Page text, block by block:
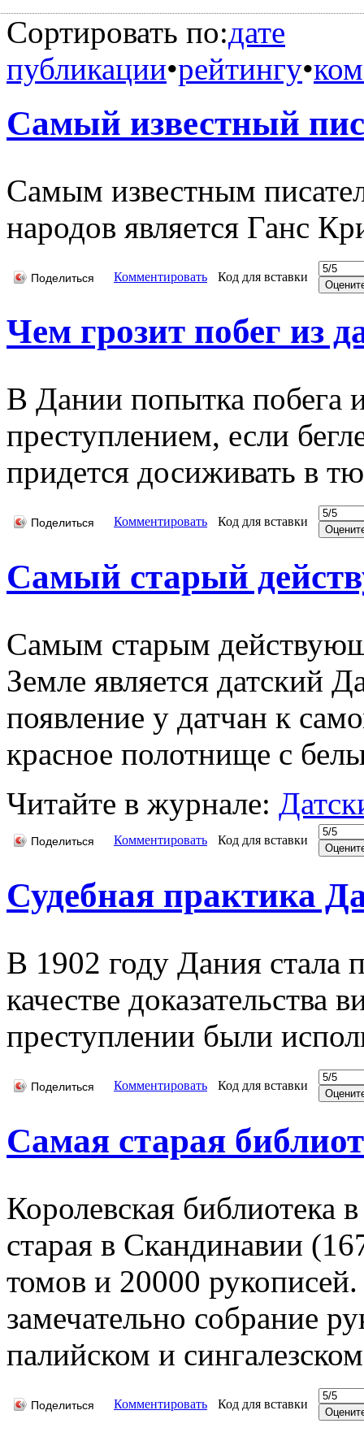
Сортировать по:дате
публикации•рейтингу•
Самый известный
Самым известным
народов является Ганс
Поделиться Комментировать Код для вставки
Чем грозит побег из
В Дании попытка побега
преступлением, если
придется досиживать в
Поделиться Комментировать Код для вставки
Самый старый
Самым старым
Земле является датский
появление у датчан к
красное полотнище с
Читайте в журнале:
Поделиться Комментировать Код для вставки
Судебная практика
В 1902 году Дания стала
качестве доказательства
преступлении были
Поделиться Комментировать Код для вставки
Самая старая
Королевская библиотека
старая в Скандинавии
томов и 20000
замечательно собрание
палийском и
Поделиться Комментировать Код для вставки